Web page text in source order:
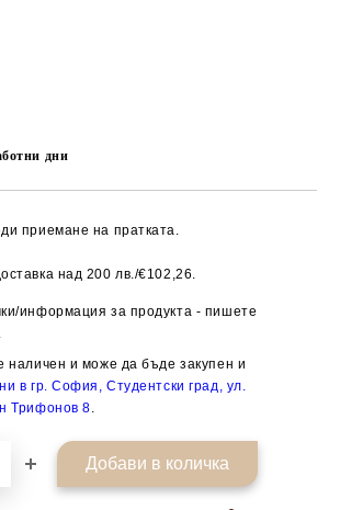
дни
приемане на пратката.
над 200 лв./€102,26.
информация за продукта - пишете
наличен и може да бъде закупен и
в гр. София, Студентски град, ул.
Трифонов 8